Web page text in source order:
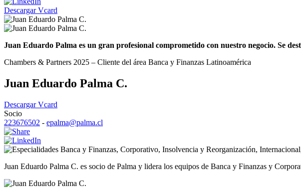
Descargar Vcard
Juan Eduardo Palma es un gran profesional comprometido con nuestro negocio. Se
Chambers & Partners 2025 – Cliente del área Banca y Finanzas Latinoamérica
Juan Eduardo Palma C.
Descargar Vcard
Socio
223676502 - epalma@palma.cl
Banca y Finanzas, Corporativo, Insolvencia y Reorganización, Internacional
Juan Eduardo Palma C. es socio de Palma y lidera los equipos de Banca y Finanzas y